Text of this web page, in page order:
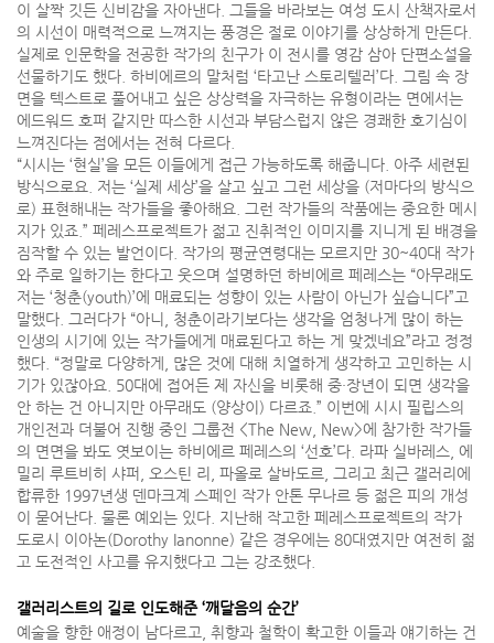
이 살짝 깃든 신비감을 자아낸다. 그들을 바라보는 여성 도시 산책자로서
의 시선이 매력적으로 느껴지는 풍경은 절로 이야기를 상상하게 만든다.
실제로 인문학을 전공한 작가의 친구가 이 전시를 영감 삼아 단편소설을
선물하기도 했다. 하비에르의 말처럼 ‘타고난 스토리텔러’다. 그림 속 장
면을 텍스트로 풀어내고 싶은 상상력을 자극하는 유형이라는 면에서는
에드워드 호퍼 같지만 따스한 시선과 부담스럽지 않은 경쾌한 호기심이
느껴진다는 점에서는 전혀 다르다.
“시시는 ‘현실’을 모든 이들에게 접근 가능하도록 해줍니다. 아주 세련된
방식으로요. 저는 ‘실제 세상’을 살고 싶고 그런 세상을 (저마다의 방식으
로) 표현해내는 작가들을 좋아해요. 그런 작가들의 작품에는 중요한 메시
지가 있죠.” 페레스프로젝트가 젊고 진취적인 이미지를 지니게 된 배경을
짐작할 수 있는 발언이다. 작가의 평균연령대는 모르지만 30~40대 작가
와 주로 일하기는 한다고 웃으며 설명하던 하비에르 페레스는 “아무래도
저는 ‘청춘(youth)’에 매료되는 성향이 있는 사람이 아닌가 싶습니다”고
말했다. 그러다가 “아니, 청춘이라기보다는 생각을 엄청나게 많이 하는
인생의 시기에 있는 작가들에게 매료된다고 하는 게 맞겠네요”라고 정정
했다. “정말로 다양하게, 많은 것에 대해 치열하게 생각하고 고민하는 시
기가 있잖아요. 50대에 접어든 제 자신을 비롯해 중·장년이 되면 생각을
안 하는 건 아니지만 아무래도 (양상이) 다르죠.” 이번에 시시 필립스의
개인전과 더불어 진행 중인 그룹전 <The New, New>에 참가한 작가들
의 면면을 봐도 엿보이는 하비에르 페레스의 ‘선호’다. 라파 실바레스, 에
밀리 루트비히 샤퍼, 오스틴 리, 파올로 살바도르, 그리고 최근 갤러리에
합류한 1997년생 덴마크계 스페인 작가 안톤 무나르 등 젊은 피의 개성
이 묻어난다. 물론 예외는 있다. 지난해 작고한 페레스프로젝트의 작가
도로시 이아논(Dorothy Ianonne) 같은 경우에는 80대였지만 여전히 젊
고 도전적인 사고를 유지했다고 그는 강조했다.
갤러리스트의 길로 인도해준 ‘깨달음의 순간’
예술을 향한 애정이 남다르고, 취향과 철학이 확고한 이들과 얘기하는 건